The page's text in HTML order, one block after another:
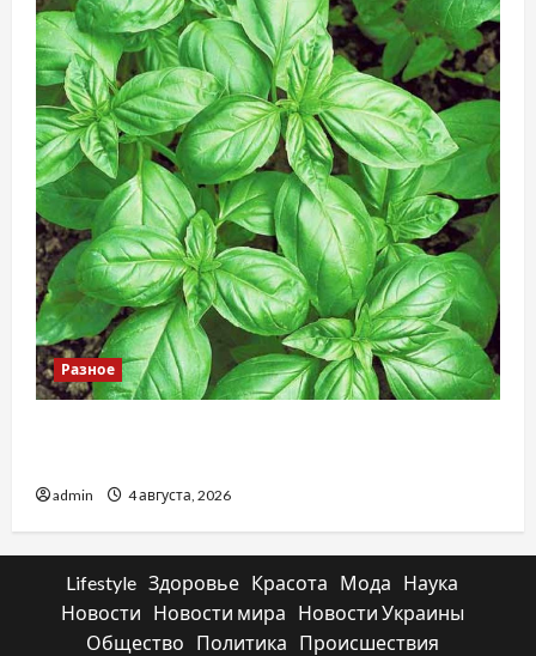
Разное
admin 4 августа, 2026
Lifestyle Здоровье Красота Мода
Наука
Новости
Новости мира
Новости Украины
Общество
Политика
Происшествия